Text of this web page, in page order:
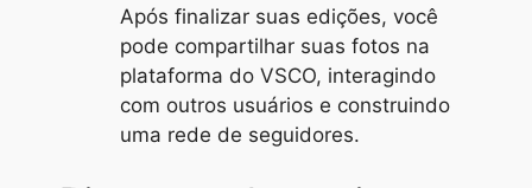
Após finalizar suas edições, você
pode compartilhar suas fotos na
plataforma do VSCO, interagindo
com outros usuários e construindo
uma rede de seguidores.